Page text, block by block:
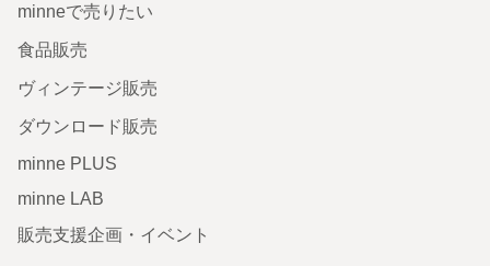
minneで売りたい
食品販売
ヴィンテージ販売
ダウンロード販売
minne PLUS
minne LAB
販売支援企画・イベント